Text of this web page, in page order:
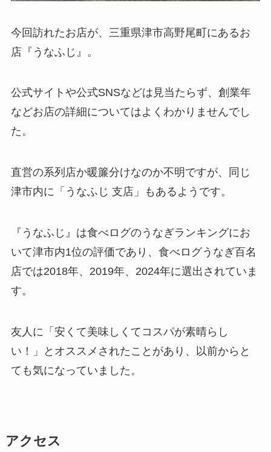
今回訪れたお店が、三重県津市高野尾町にあるお
店『うなふじ』。
公式サイトや公式SNSなどは見当たらず、創業年
などお店の詳細についてはよくわかりませんでし
た。
直営の系列店か暖簾分けなのか不明ですが、同じ
津市内に「うなふじ 支店」もあるようです。
『うなふじ』は食べログのうなぎランキングにお
いて津市内1位の評価であり、食べログうなぎ百名
店では2018年、2019年、2024年に選出されていま
す。
友人に「安くて美味しくてコスパが素晴らし
い！」とオススメされたことがあり、以前からと
ても気になっていました。
アクセス